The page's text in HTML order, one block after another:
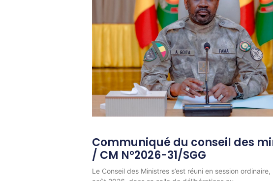
Communiqué du conseil des
/ CM N°2026-31/SGG
Le Conseil des Ministres s’est réuni en session